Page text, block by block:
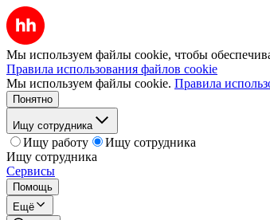
Мы используем файлы cookie, чтобы
Правила использования файлов cookie
Мы используем файлы cookie. Правила
Понятно
Ищу сотрудника
Ищу работу
Ищу сотрудника
Ищу сотрудника
Сервисы
Помощь
Ещё